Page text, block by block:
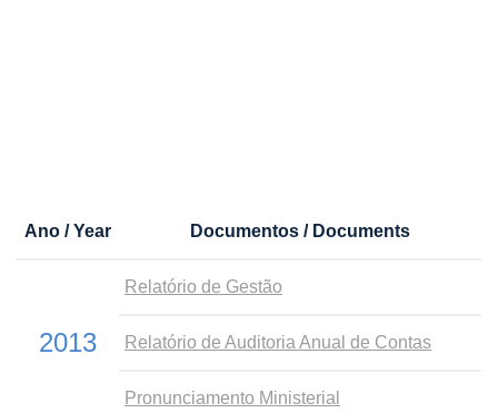
Ano / Year Documentos / Documents
2013
Relatório de Gestão
Relatório de Auditoria Anual de Contas
Pronunciamento Ministerial